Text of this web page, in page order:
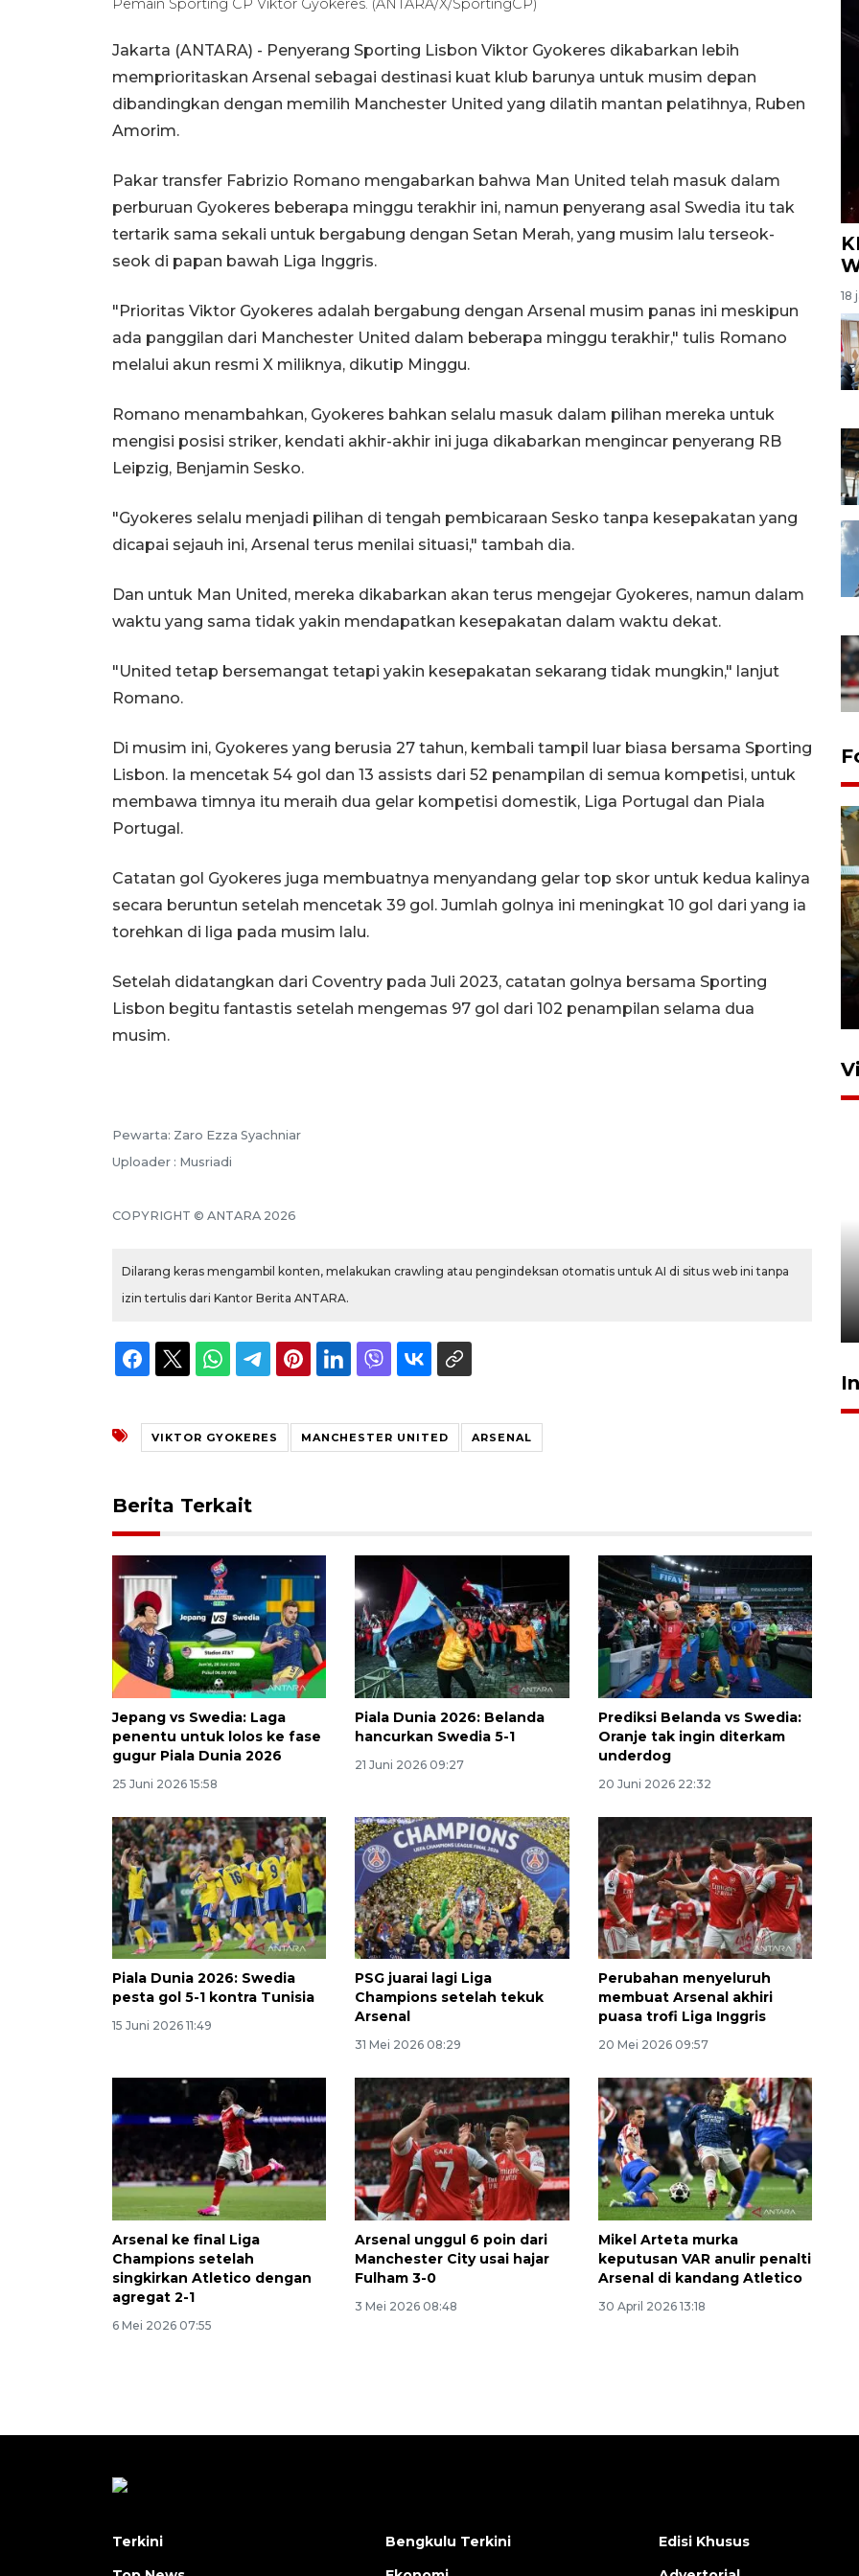
Pemain Sporting CP Viktor Gyokeres. (ANTARA/X/SportingCP)
Jakarta (ANTARA) - Penyerang Sporting Lisbon Viktor Gyokeres dikabarkan lebih
memprioritaskan Arsenal sebagai destinasi kuat klub barunya untuk musim depan
dibandingkan dengan memilih Manchester United yang dilatih mantan pelatihnya, Ruben
Amorim.
Pakar transfer Fabrizio Romano mengabarkan bahwa Man United telah masuk dalam
perburuan Gyokeres beberapa minggu terakhir ini, namun penyerang asal Swedia itu tak
tertarik sama sekali untuk bergabung dengan Setan Merah, yang musim lalu terseok-
seok di papan bawah Liga Inggris.
"Prioritas Viktor Gyokeres adalah bergabung dengan Arsenal musim panas ini meskipun
ada panggilan dari Manchester United dalam beberapa minggu terakhir," tulis Romano
melalui akun resmi X miliknya, dikutip Minggu.
Romano menambahkan, Gyokeres bahkan selalu masuk dalam pilihan mereka untuk
mengisi posisi striker, kendati akhir-akhir ini juga dikabarkan mengincar penyerang RB
Leipzig, Benjamin Sesko.
"Gyokeres selalu menjadi pilihan di tengah pembicaraan Sesko tanpa kesepakatan yang
dicapai sejauh ini, Arsenal terus menilai situasi," tambah dia.
Dan untuk Man United, mereka dikabarkan akan terus mengejar Gyokeres, namun dalam
waktu yang sama tidak yakin mendapatkan kesepakatan dalam waktu dekat.
"United tetap bersemangat tetapi yakin kesepakatan sekarang tidak mungkin," lanjut
Romano.
Di musim ini, Gyokeres yang berusia 27 tahun, kembali tampil luar biasa bersama Sporting
Lisbon. Ia mencetak 54 gol dan 13 assists dari 52 penampilan di semua kompetisi, untuk
membawa timnya itu meraih dua gelar kompetisi domestik, Liga Portugal dan Piala
Portugal.
Catatan gol Gyokeres juga membuatnya menyandang gelar top skor untuk kedua kalinya
secara beruntun setelah mencetak 39 gol. Jumlah golnya ini meningkat 10 gol dari yang ia
torehkan di liga pada musim lalu.
Setelah didatangkan dari Coventry pada Juli 2023, catatan golnya bersama Sporting
Lisbon begitu fantastis setelah mengemas 97 gol dari 102 penampilan selama dua
musim.
Pewarta: Zaro Ezza Syachniar
Uploader : Musriadi
COPYRIGHT © ANTARA 2026
Dilarang keras mengambil konten, melakukan crawling atau pengindeksan otomatis untuk AI di situs web ini tanpa
izin tertulis dari Kantor Berita ANTARA.
VIKTOR GYOKERES MANCHESTER UNITED ARSENAL
Berita Terkait
Jepang vs Swedia: Laga
penentu untuk lolos ke fase
gugur Piala Dunia 2026
25 Juni 2026 15:58
Piala Dunia 2026: Belanda
hancurkan Swedia 5-1
21 Juni 2026 09:27
Prediksi Belanda vs Swedia:
Oranje tak ingin diterkam
underdog
20 Juni 2026 22:32
Piala Dunia 2026: Swedia
pesta gol 5-1 kontra Tunisia
15 Juni 2026 11:49
PSG juarai lagi Liga
Champions setelah tekuk
Arsenal
31 Mei 2026 08:29
Perubahan menyeluruh
membuat Arsenal akhiri
puasa trofi Liga Inggris
20 Mei 2026 09:57
Arsenal ke final Liga
Champions setelah
singkirkan Atletico dengan
agregat 2-1
6 Mei 2026 07:55
Arsenal unggul 6 poin dari
Manchester City usai hajar
Fulham 3-0
3 Mei 2026 08:48
Mikel Arteta murka
keputusan VAR anulir penalti
Arsenal di kandang Atletico
30 April 2026 13:18
18
rakitan di Padang
15 Juli 2026 14:05
penolakan gratifikasi Menhut
Memberantas kejahatan
jalanan Jakarta
2026-08-05 18:00:00
Terkini
Bengkulu Terkini
Edisi Khusus